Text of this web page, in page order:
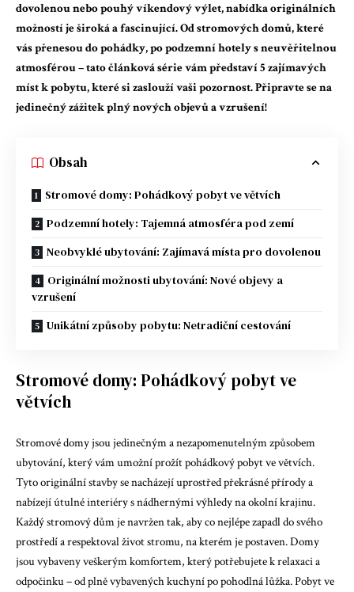
dovolenou nebo pouhý víkendový výlet, nabídka originálních
možností je široká a fascinující. Od stromových domů, které
vás přenesou do pohádky, po podzemní hotely s neuvěřitelnou
atmosférou – tato článková série vám představí 5 zajímavých
míst k pobytu, které si zaslouží vaši pozornost. Připravte se na
jedinečný zážitek plný nových objevů a vzrušení!
Obsah
Stromové domy: Pohádkový pobyt ve větvích
Podzemní hotely: Tajemná atmosféra pod zemí
Neobvyklé ubytování: Zajímavá místa pro dovolenou
Originální možnosti ubytování: Nové objevy a
vzrušení
Unikátní způsoby pobytu: Netradiční cestování
Stromové domy: Pohádkový pobyt ve
větvích
Stromové domy jsou jedinečným a nezapomenutelným způsobem
ubytování, který vám umožní prožít pohádkový pobyt ve větvích.
Tyto originální stavby se nacházejí uprostřed překrásné přírody a
nabízejí útulné interiéry s nádhernými výhledy na okolní krajinu.
Každý stromový dům je navržen tak, aby co nejlépe zapadl do svého
prostředí a respektoval život stromu, na kterém je postaven. Domy
jsou vybaveny veškerým komfortem, který potřebujete k relaxaci a
odpočinku – od plně vybavených kuchyní po pohodlná lůžka. Pobyt ve